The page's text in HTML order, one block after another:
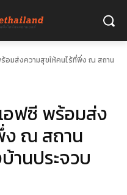
อมส่งความสุขให้คนไร้ที่พึ่ง ณ สถาน
อฟซี พร้อมส่ง
ง ณ สถาน
านประจวบ